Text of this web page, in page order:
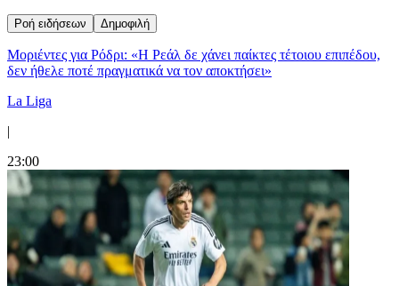
Ροή ειδήσεων Δημοφιλή
Μοριέντες για Ρόδρι: «Η Ρεάλ δε χάνει παίκτες τέτοιου επιπέδου,
δεν ήθελε ποτέ πραγματικά να τον αποκτήσει»
La Liga
|
23:00